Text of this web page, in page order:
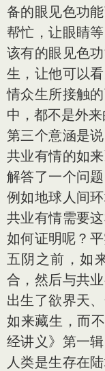
备的眼见色功
帮忙，让眼睛
该有的眼见色
生，让他可以
情众生所接触
中，都不是外来
第三个意涵是
共业有情的如
解答了一个问
例如地球人间
共业有情需要
如何证明呢？
五阴之前，如
合，然后与共
出生了欲界天
如来藏生，而
经讲义》第一
人类是生存在